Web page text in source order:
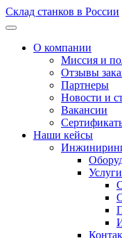
Склад станков в России
О компании
Миссия и
Отзывы
Партнеры
Новости и
Вакансии
Наши кейсы
Услуги